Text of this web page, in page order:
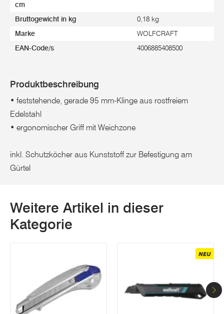
cm
Bruttogewicht in kg 0,18 kg
Marke WOLFCRAFT
EAN-Code/s 4006885408500
Produktbeschreibung
• feststehende, gerade 95 mm-Klinge aus rostfreiem
Edelstahl
• ergonomischer Griff mit Weichzone
inkl. Schutzköcher aus Kunststoff zur Befestigung am
Gürtel
Weitere Artikel in dieser
Kategorie
NEU